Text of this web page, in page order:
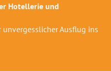
Hotellerie und
Ausflug ins